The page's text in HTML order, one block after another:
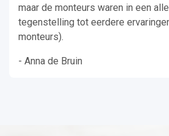
maar de monteurs waren in een
tegenstelling tot eerdere
monteurs).
- Anna de Bruin